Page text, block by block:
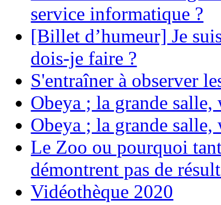
service informatique ?
[Billet d’humeur] Je
dois-je faire ?
S'entraîner à observer
Obeya ; la grande
Obeya ; la grande
Le Zoo ou pourquoi
démontrent pas de
Vidéothèque 2020